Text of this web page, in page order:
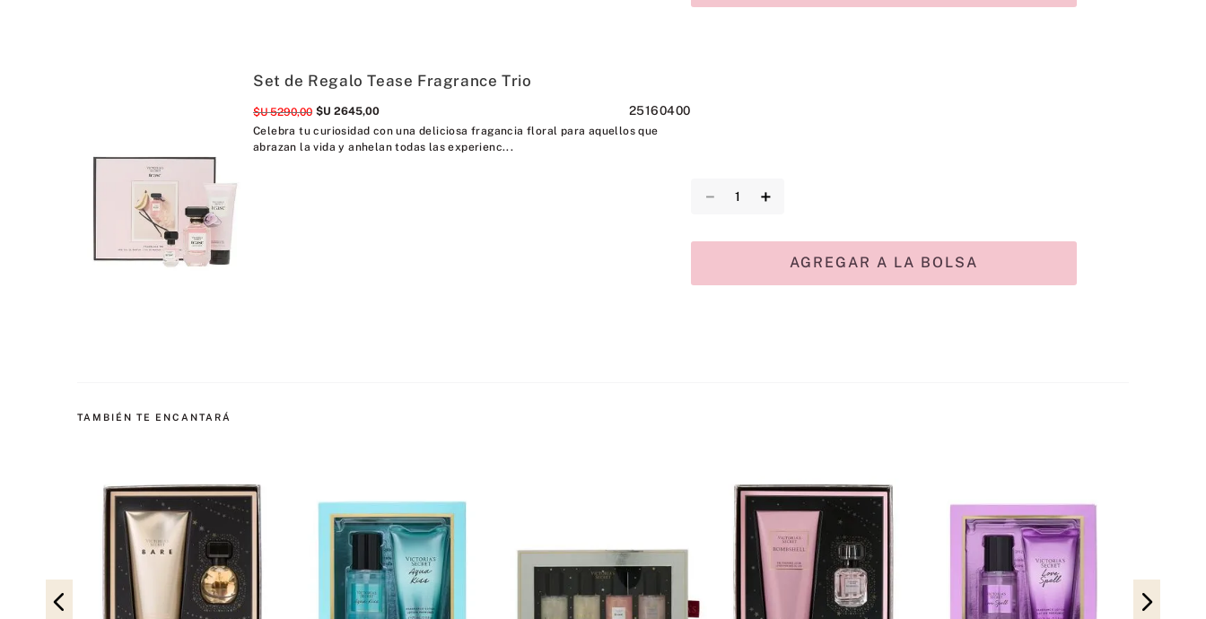
Set de Regalo Tease Fragrance Trio
$U 5290,00 $U 2645,00 25160400
Celebra tu curiosidad con una deliciosa fragancia floral para aquellos que
abrazan la vida y anhelan todas las experienc...
＋
－
AGREGAR A LA BOLSA
TAMBIÉN TE ENCANTARÁ